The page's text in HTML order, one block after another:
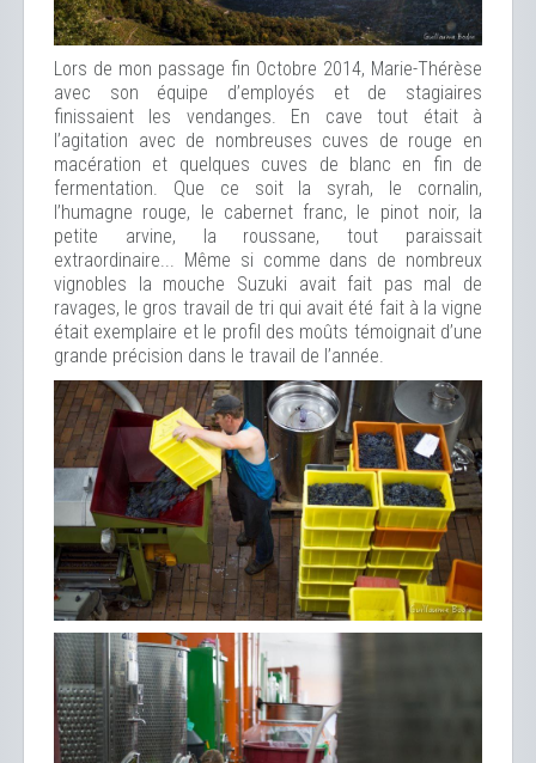
Lors de mon passage fin Octobre 2014, Marie-Thérèse
avec son équipe d’employés et de stagiaires
finissaient les vendanges. En cave tout était à
l’agitation avec de nombreuses cuves de rouge en
macération et quelques cuves de blanc en fin de
fermentation. Que ce soit la syrah, le cornalin,
l’humagne rouge, le cabernet franc, le pinot noir, la
petite arvine, la roussane, tout paraissait
extraordinaire... Même si comme dans de nombreux
vignobles la mouche Suzuki avait fait pas mal de
ravages, le gros travail de tri qui avait été fait à la vigne
était exemplaire et le profil des moûts témoignait d’une
grande précision dans le travail de l’année.